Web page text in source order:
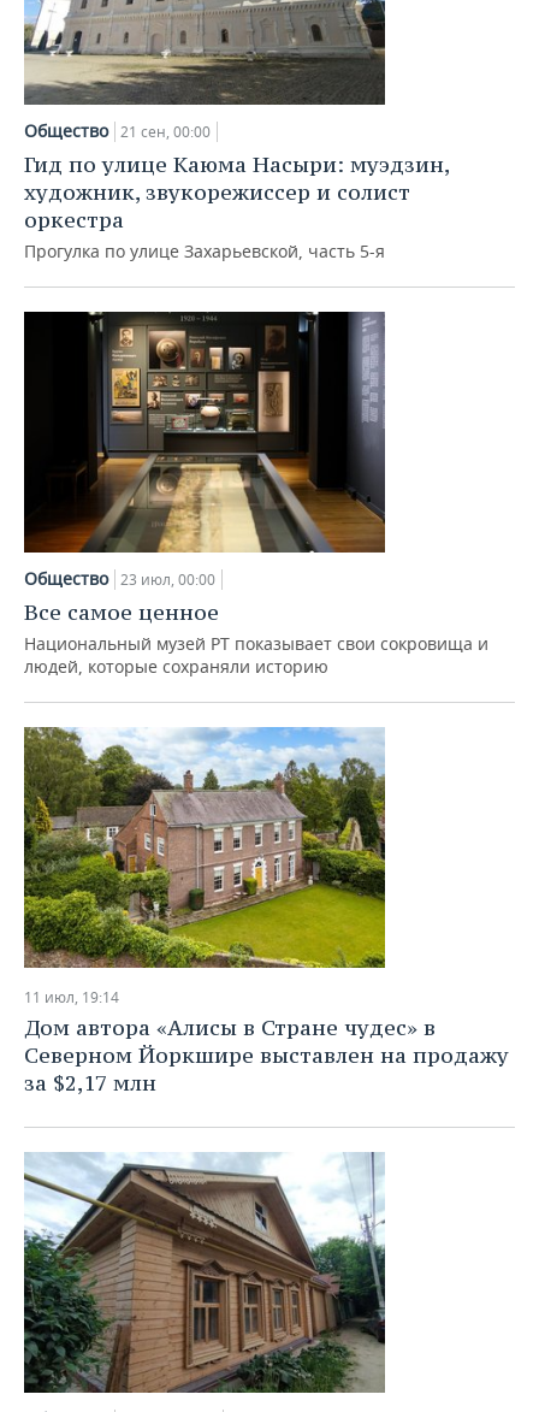
Общество 21 сен, 00:00
Гид по улице Каюма Насыри: муэдзин,
художник, звукорежиссер и солист
оркестра
Прогулка по улице Захарьевской, часть 5-я
Общество 23 июл, 00:00
Все самое ценное
Национальный музей РТ показывает свои сокровища и
людей, которые сохраняли историю
11 июл, 19:14
Дом автора «Алисы в Стране чудес» в
Северном Йоркшире выставлен на продажу
за $2,17 млн